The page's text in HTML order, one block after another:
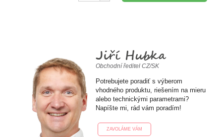
Jiří Hubka
Obchodní ředitel CZ/SK
Potrebujete poradiť s výberom
vhodného produktu, riešením na mieru
alebo technickými parametrami?
Napíšte mi, rád vám poradím!
ZAVOLÁME VÁM